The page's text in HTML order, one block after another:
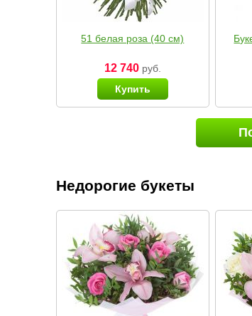
51 белая роза (40 см)
12 740руб.
Купить
Недорогие букеты